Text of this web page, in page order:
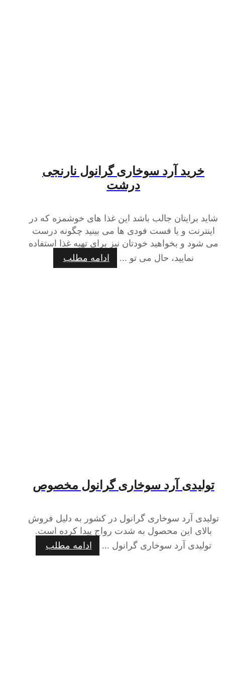
خرید آرد سوخاری گرانول نارنجی
درشت
شاید برایتان جالب باشد این غذا های خوشمزه که در
اینترنت و یا فست فودی ها می بینید چگونه درست
می شود و بخواهید خودتان نیز برای تهیه غذا استفاده
نمایید، حال می تو ...
ادامه مطلب
تولیدی آرد سوخاری گرانول مخصوص
تولیدی آرد سوخاری گرانول در کشور به دلیل فروش
بالای این محصول به شدت رواج پیدا کرده است.
تولیدی آرد سوخاری گرانول ...
ادامه مطلب